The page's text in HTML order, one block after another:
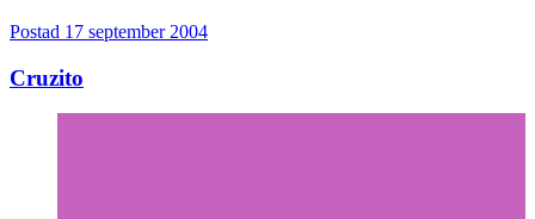
Postad 17 september 2004
Cruzito